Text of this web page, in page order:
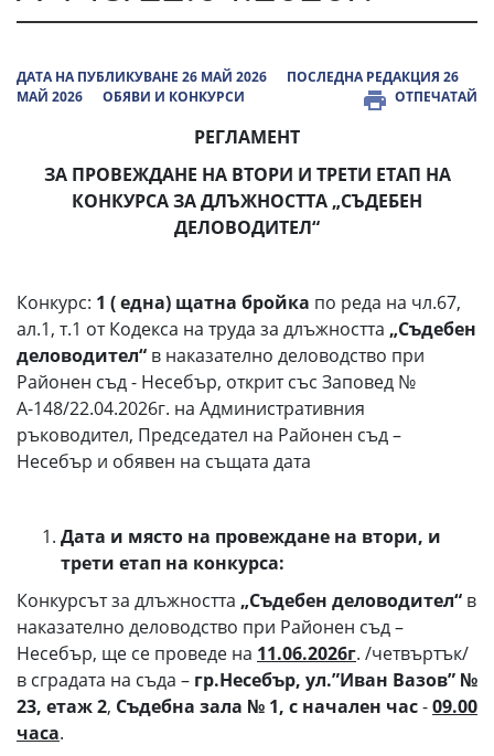
ДАТА НА ПУБЛИКУВАНЕ 26 МАЙ 2026
ПОСЛЕДНА РЕДАКЦИЯ 26
МАЙ 2026
ОБЯВИ И КОНКУРСИ ОТПЕЧАТАЙ
РЕГЛАМЕНТ
ЗА ПРОВЕЖДАНЕ НА ВТОРИ И ТРЕТИ ЕТАП НА
КОНКУРСА ЗА ДЛЪЖНОСТТА „СЪДЕБЕН
ДЕЛОВОДИТЕЛ“
Конкурс: 1 (една) щатна бройка по реда на чл.67,
ал.1, т.1 от Кодекса на труда за длъжността „Съдебен
деловодител“ в наказателно деловодство при
Районен съд - Несебър, открит със Заповед №
А-148/22.04.2026г. на Административния
ръководител, Председател на Районен съд –
Несебър и обявен на същата дата
Дата и място на провеждане на втори, и
трети етап на конкурса:
Конкурсът за длъжността „Съдебен деловодител“ в
наказателно деловодство при Районен съд –
Несебър, ще се проведе на 11.06.2026г. /четвъртък/
в сградата на съда – гр.Несебър, ул.”Иван Вазов” №
23, етаж 2, Съдебна зала № 1, с начален час-09.00
часа.